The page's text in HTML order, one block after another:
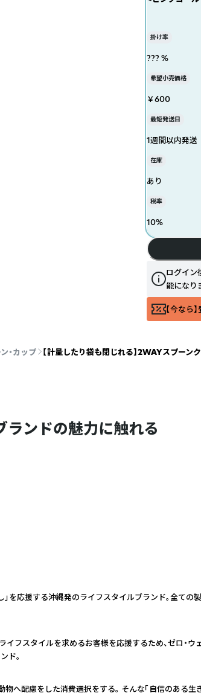
掛け率
??? %
希望小売価格
￥600
最短発送日
1週間以内発送
在庫
あり
税率
10%
ログイン
能になり
【今なら
・カップ 【計量したり袋も閉じれる】2WAYスプーン
ランドの魅力に触れる
」を応援する沖縄発のライフスタイルブランド。全ての
イフスタイルを求めるお客様を応援するため、ゼロ・ウ
ド。
へ配慮をした消費選択をする。 そんな「自信のある生